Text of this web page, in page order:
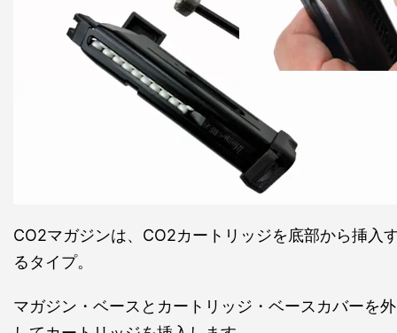
CO2マガジンは、CO2カートリッジを底部から挿入
るタイプ。
マガジン・ベースとカートリッジ・ベースカバーを外